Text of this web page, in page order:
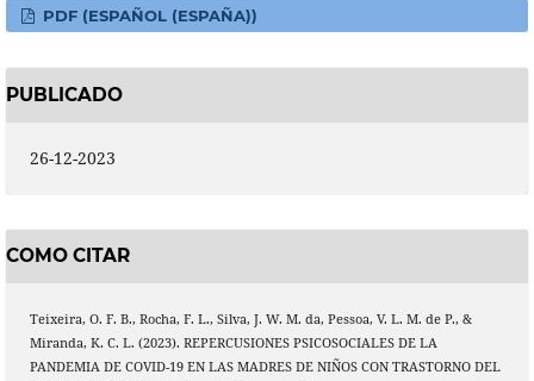
PDF (ESPAÑOL (ESPAÑA))
PUBLICADO
26-12-2023
COMO CITAR
Teixeira, O. F. B., Rocha, F. L., Silva, J. W. M. da, Pessoa, V. L. M. de P., &
Miranda, K. C. L. (2023). REPERCUSIONES PSICOSOCIALES DE LA
PANDEMIA DE COVID-19 EN LAS MADRES DE NIÑOS CON TRASTORNO DEL